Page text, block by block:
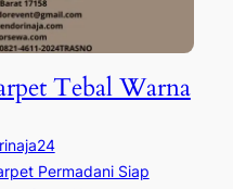
Tebal Warna
Permadani Siap